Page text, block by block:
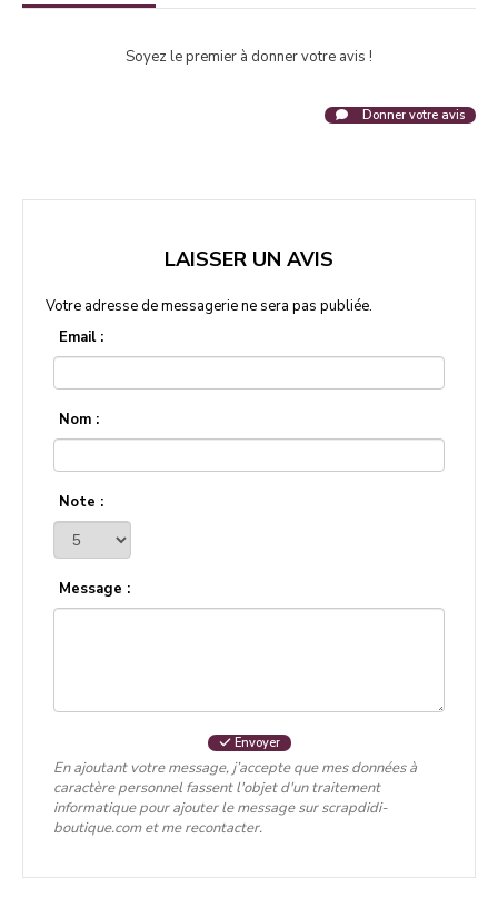
Soyez le premier à donner votre avis !
Donner votre avis
LAISSER UN AVIS
Votre adresse de messagerie ne sera pas publiée.
Email :
Nom :
Note :
Message :
Envoyer
En ajoutant votre message, j’accepte que mes données à
caractère personnel fassent l'objet d'un traitement
informatique pour ajouter le message sur scrapdidi-
boutique.com et me recontacter.